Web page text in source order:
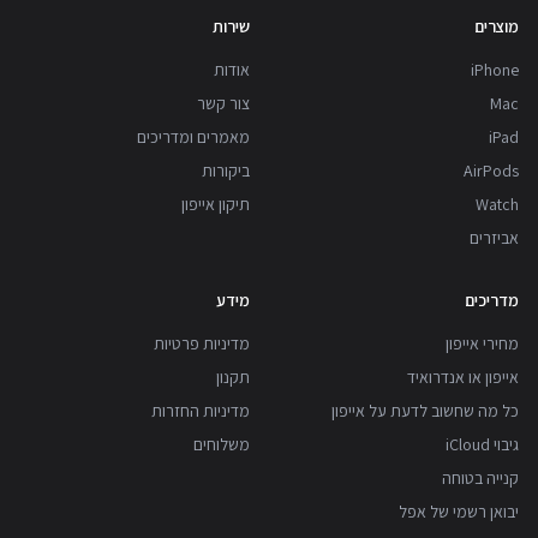
מוצרים
iPhone
Mac
iPad
AirPods
Watch
אביזרים
שירות
אודות
צור קשר
מאמרים ומדריכים
ביקורות
תיקון אייפון
מדריכים
מחירי אייפון
אייפון או אנדרואיד
כל מה שחשוב לדעת על אייפון
גיבוי iCloud
קנייה בטוחה
יבואן רשמי של אפל
מידע
מדיניות פרטיות
תקנון
מדיניות החזרות
משלוחים